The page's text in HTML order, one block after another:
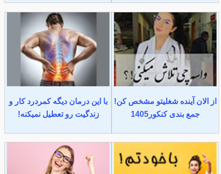
از الان آینده شغلیتو مشخص کن!
جمع بندی کنکور1405
با این درمان دیگه کمردرد کار و
زندگیت رو تعطیل نمیکنه!